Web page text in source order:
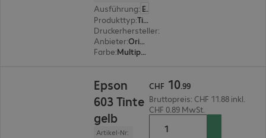
Ausführung:
Europäisch
Produkttyp:
Tinte
Druckerhersteller:
Anbieter:
Original
Farbe: Multipack (magenta, gelb, cyan)
Epson
603 Tinte
gelb
Artikel-Nr:
CHF 10.99
Bruttopreis: CHF 11.88 inkl.
CHF 0.89 MwSt.